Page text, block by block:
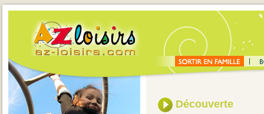
Découverte